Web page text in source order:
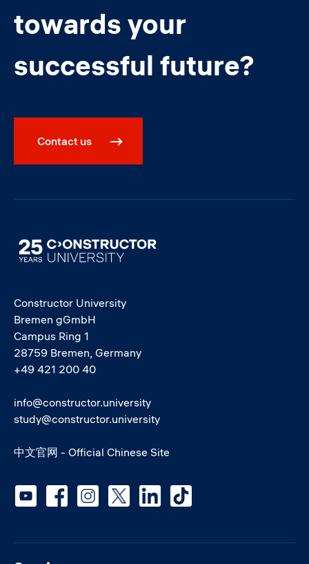
towards your
successful future?
Contact us
Image
Constructor University
Bremen gGmbH
Campus Ring 1
28759 Bremen, Germany
+49 421 200 40
info@constructor.university
study@constructor.university
中文官网 - Official Chinese Site
Social media